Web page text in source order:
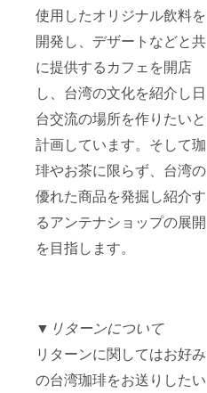
使用したオリジナル飲料を
開発し、デザートなどと共
に提供するカフェを開店
し、台湾の文化を紹介し日
台交流の場所を作りたいと
計画しています。そして珈
琲やお茶に限らず、台湾の
優れた商品を発掘し紹介す
るアンテナショップの展開
を目指します。
▼ リターンについて
リターンに関してはお好み
の台湾珈琲をお送りしたい